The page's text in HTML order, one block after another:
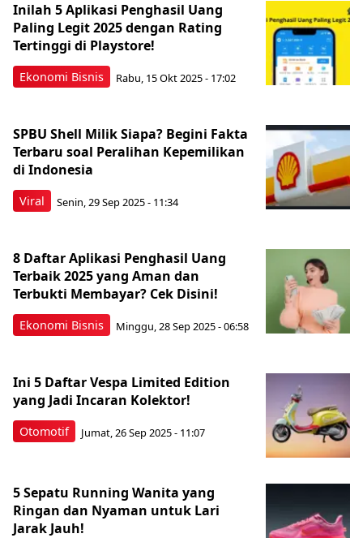
Ekonomi Bisnis
Inilah 5 Aplikasi Penghasil Uang
Paling Legit 2025 dengan Rating
Tertinggi di Playstore!
Rabu, 15 Okt 2025 - 17:02
Viral
SPBU Shell Milik Siapa? Begini Fakta
Terbaru soal Peralihan Kepemilikan
di Indonesia
Senin, 29 Sep 2025 - 11:34
Ekonomi Bisnis
8 Daftar Aplikasi Penghasil Uang
Terbaik 2025 yang Aman dan
Terbukti Membayar? Cek Disini!
Minggu, 28 Sep 2025 - 06:58
Otomotif
Ini 5 Daftar Vespa Limited Edition
yang Jadi Incaran Kolektor!
Jumat, 26 Sep 2025 - 11:07
5 Sepatu Running Wanita yang
Ringan dan Nyaman untuk Lari
Jarak Jauh!